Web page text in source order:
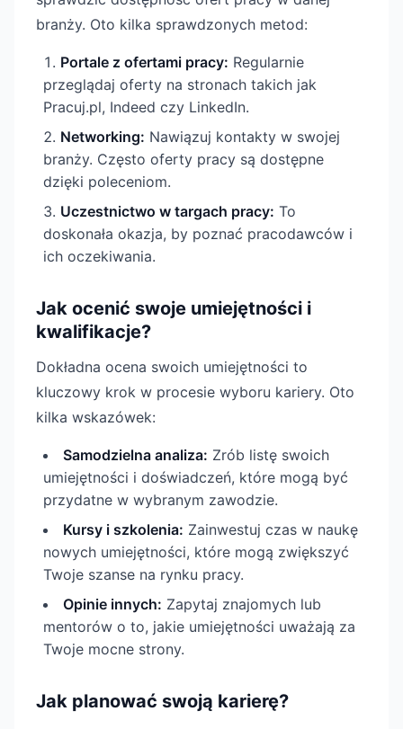
branży. Oto kilka sprawdzonych metod:
Portale z ofertami pracy: Regularnie
przeglądaj oferty na stronach takich jak
Pracuj.pl, Indeed czy LinkedIn.
Networking: Nawiązuj kontakty w swojej
branży. Często oferty pracy są dostępne
dzięki poleceniom.
Uczestnictwo w targach pracy: To
doskonała okazja, by poznać pracodawców i
ich oczekiwania.
Jak ocenić swoje umiejętności i
kwalifikacje?
Dokładna ocena swoich umiejętności to
kluczowy krok w procesie wyboru kariery. Oto
kilka wskazówek:
Samodzielna analiza: Zrób listę swoich
umiejętności i doświadczeń, które mogą być
przydatne w wybranym zawodzie.
Kursy i szkolenia: Zainwestuj czas w naukę
nowych umiejętności, które mogą zwiększyć
Twoje szanse na rynku pracy.
Opinie innych: Zapytaj znajomych lub
mentorów o to, jakie umiejętności uważają za
Twoje mocne strony.
Jak planować swoją karierę?